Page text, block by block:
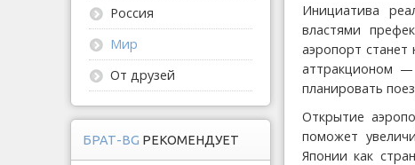
Инициатива
властями
аэропорт станет
аттракционом
планировать
Открытие
поможет
Японии как
Россия
Мир
От друзей
БРАТ-BG РЕКОМЕНДУЕТ